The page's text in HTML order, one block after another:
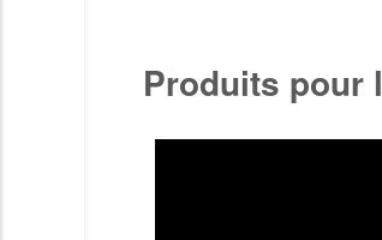
Produits pour